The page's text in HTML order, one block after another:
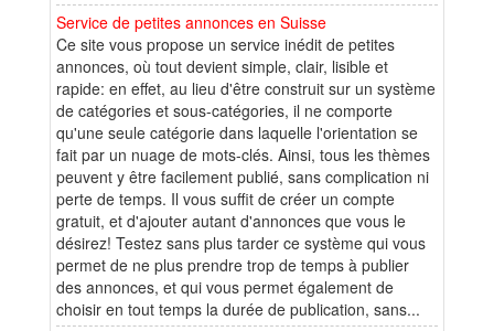
Service de petites annonces en Suisse
Ce site vous propose un service inédit de petites
annonces, où tout devient simple, clair, lisible et
rapide: en effet, au lieu d'être construit sur un système
de catégories et sous-catégories, il ne comporte
qu'une seule catégorie dans laquelle l'orientation se
fait par un nuage de mots-clés. Ainsi, tous les thèmes
peuvent y être facilement publié, sans complication ni
perte de temps. Il vous suffit de créer un compte
gratuit, et d'ajouter autant d'annonces que vous le
désirez! Testez sans plus tarder ce système qui vous
permet de ne plus prendre trop de temps à publier
des annonces, et qui vous permet également de
choisir en tout temps la durée de publication, sans...